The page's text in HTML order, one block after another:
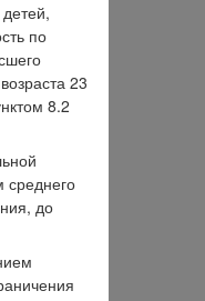
по
23
8.2
среднего
до